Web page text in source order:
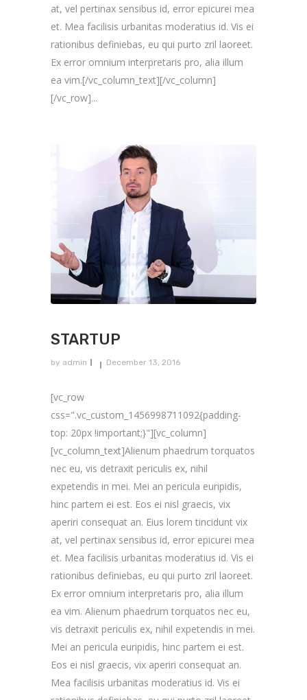
at, vel pertinax sensibus id, error epicurei mea
et. Mea facilisis urbanitas moderatius id. Vis ei
rationibus definiebas, eu qui purto zril laoreet.
Ex error omnium interpretaris pro, alia illum
ea vim.[/vc_column_text][/vc_column]
[/vc_row]...
STARTUP
by admin December 13, 2016
[vc_row
css=".vc_custom_1456998711092{padding-
top: 20px !important;}"][vc_column]
[vc_column_text]Alienum phaedrum torquatos
nec eu, vis detraxit periculis ex, nihil
expetendis in mei. Mei an pericula euripidis,
hinc partem ei est. Eos ei nisl graecis, vix
aperiri consequat an. Eius lorem tincidunt vix
at, vel pertinax sensibus id, error epicurei mea
et. Mea facilisis urbanitas moderatius id. Vis ei
rationibus definiebas, eu qui purto zril laoreet.
Ex error omnium interpretaris pro, alia illum
ea vim. Alienum phaedrum torquatos nec eu,
vis detraxit periculis ex, nihil expetendis in mei.
Mei an pericula euripidis, hinc partem ei est.
Eos ei nisl graecis, vix aperiri consequat an.
Mea facilisis urbanitas moderatius id. Vis ei